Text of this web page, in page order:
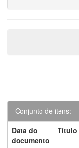
Conjunto de itens:
Data do
documento
Título